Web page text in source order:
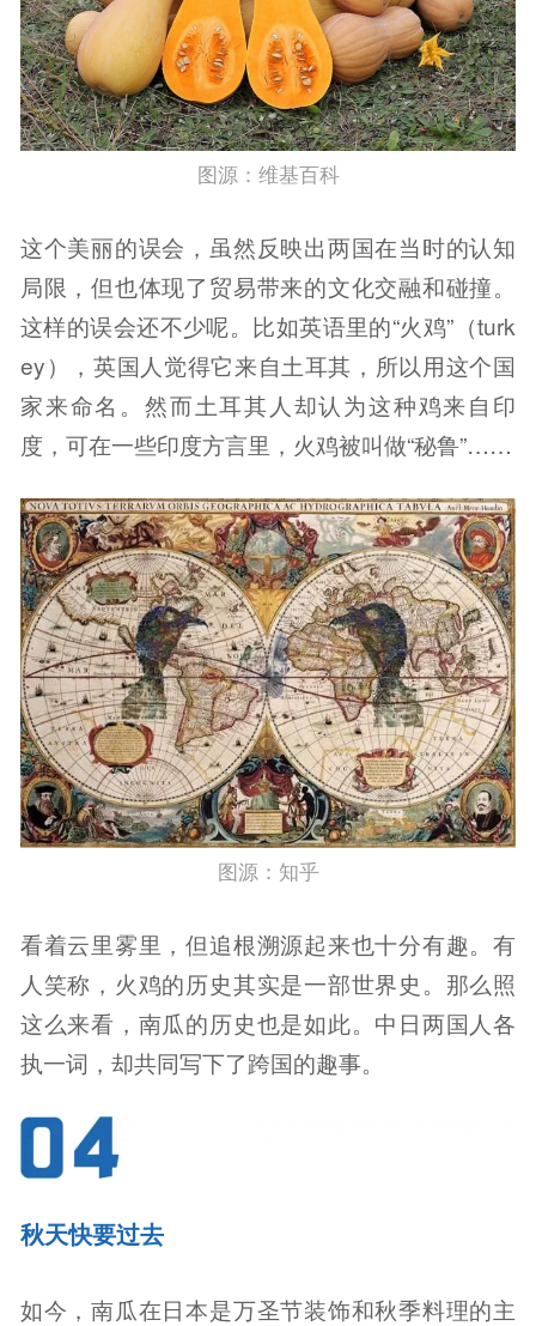
图源：维基百科
这个美丽的误会，虽然反映出两国在当时的认知
局限，但也体现了贸易带来的文化交融和碰撞。
这样的误会还不少呢。比如英语里的“火鸡”（turk
ey），英国人觉得它来自土耳其，所以用这个国
家来命名。然而土耳其人却认为这种鸡来自印
度，可在一些印度方言里，火鸡被叫做“秘鲁”……
图源：知乎
看着云里雾里，但追根溯源起来也十分有趣。有
人笑称，火鸡的历史其实是一部世界史。那么照
这么来看，南瓜的历史也是如此。中日两国人各
执一词，却共同写下了跨国的趣事。
秋天快要过去
如今，南瓜在日本是万圣节装饰和秋季料理的主